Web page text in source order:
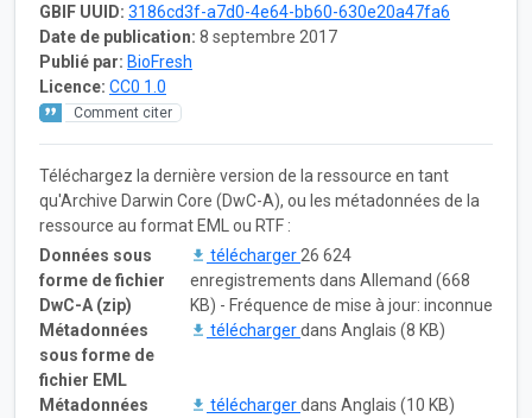
GBIF UUID: 3186cd3f-a7d0-4e64-bb60-630e20a47fa6
Date de publication: 8 septembre 2017
Publié par: BioFresh
Licence: CC0 1.0
Comment citer
Téléchargez la dernière version de la ressource en tant
qu'Archive Darwin Core (DwC-A), ou les métadonnées de la
ressource au format EML ou RTF :
Données sous
forme de fichier
DwC-A (zip)
télécharger 26 624
enregistrements dans Allemand (668
KB) - Fréquence de mise à jour: inconnue
Métadonnées
sous forme de
fichier EML
téléchargerdans Anglais (8 KB)
Métadonnées
téléchargerdans Anglais (10 KB)